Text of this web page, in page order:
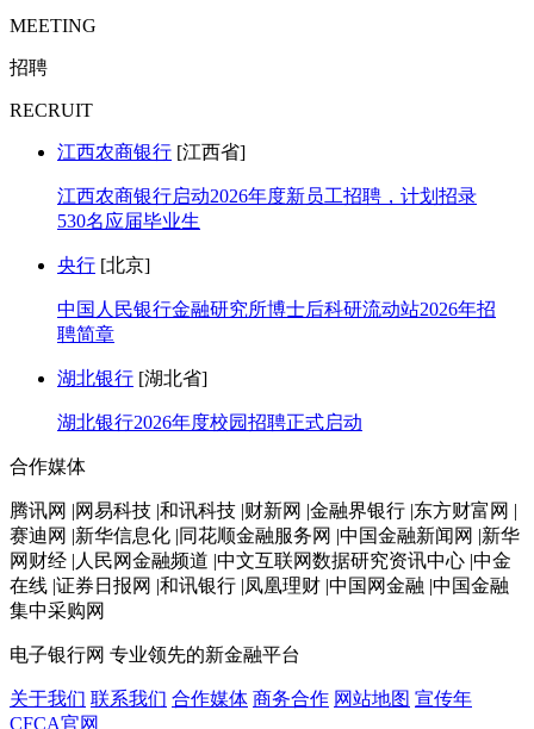
MEETING
招聘
RECRUIT
江西农商银行 [江西省]
江西农商银行启动2026年度新员工招聘，计划招录
530名应届毕业生
央行 [北京]
中国人民银行金融研究所博士后科研流动站2026年招
聘简章
湖北银行 [湖北省]
湖北银行2026年度校园招聘正式启动
合作媒体
腾讯网 |网易科技 |和讯科技 |财新网 |金融界银行 |东方财富网 |
赛迪网 |新华信息化 |同花顺金融服务网 |中国金融新闻网 |新华
网财经 |人民网金融频道 |中文互联网数据研究资讯中心 |中金
在线 |证券日报网 |和讯银行 |凤凰理财 |中国网金融 |中国金融
集中采购网
电子银行网 专业领先的新金融平台
关于我们 联系我们 合作媒体 商务合作 网站地图 宣传年
CFCA官网